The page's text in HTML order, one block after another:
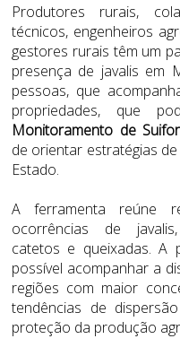
Produtores rurais,
técnicos, engenheiros
gestores rurais têm um
presença de javalis em
pessoas, que
propriedades, que
Monitoramento de
de orientar estratégias
Estado.
A ferramenta reúne
ocorrências de
catetos e queixadas. A
possível acompanhar a
regiões com maior
tendências de
proteção da produção